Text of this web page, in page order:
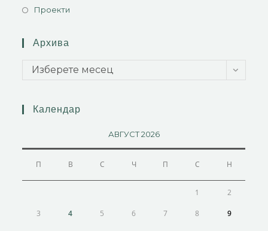
Проекти
Архива
Изберете месец
Календар
АВГУСТ 2026
П В С Ч П С Н
1 2
3 4 5 6 7 8 9